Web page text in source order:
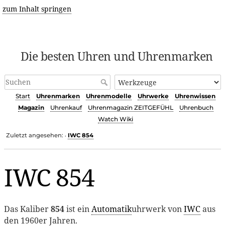
zum Inhalt springen
Die besten Uhren und Uhrenmarken
Start Uhrenmarken Uhrenmodelle Uhrwerke
Uhrenwissen
Magazin
Uhrenkauf Uhrenmagazin ZEITGEFÜHL
Uhrenbuch
Watch Wiki
Zuletzt angesehen: • IWC 854
IWC 854
Das Kaliber854ist einAutomatikuhrwerk vonIWCaus
den 1960er Jahren.